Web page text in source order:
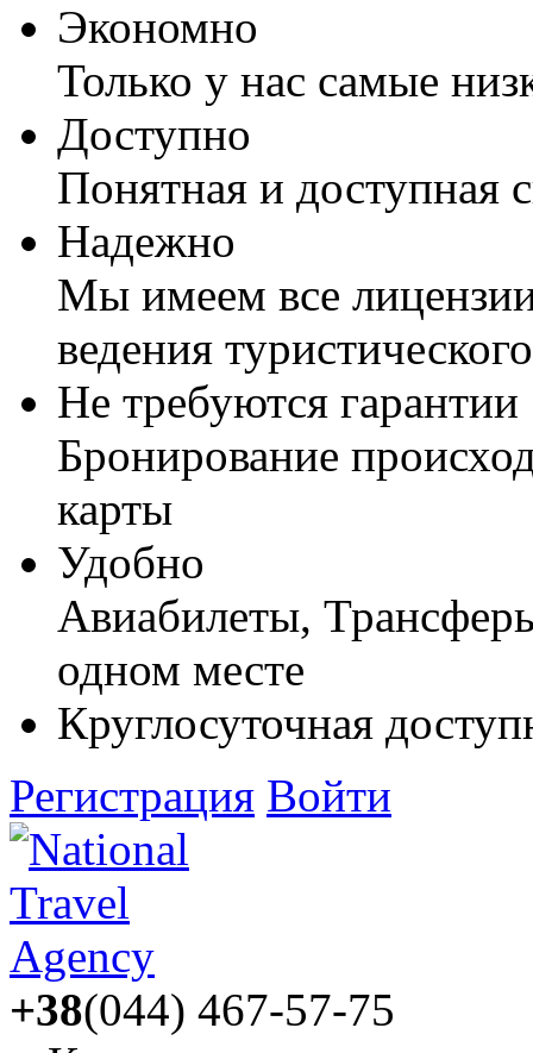
Экономно
Только у нас самые
Доступно
Понятная и доступная
Надежно
Мы имеем все
ведения
Не требуются гарантии
Бронирование
карты
Удобно
Авиабилеты,
одном месте
Круглосуточная
Регистрация Войти
+38(044) 467-57-75